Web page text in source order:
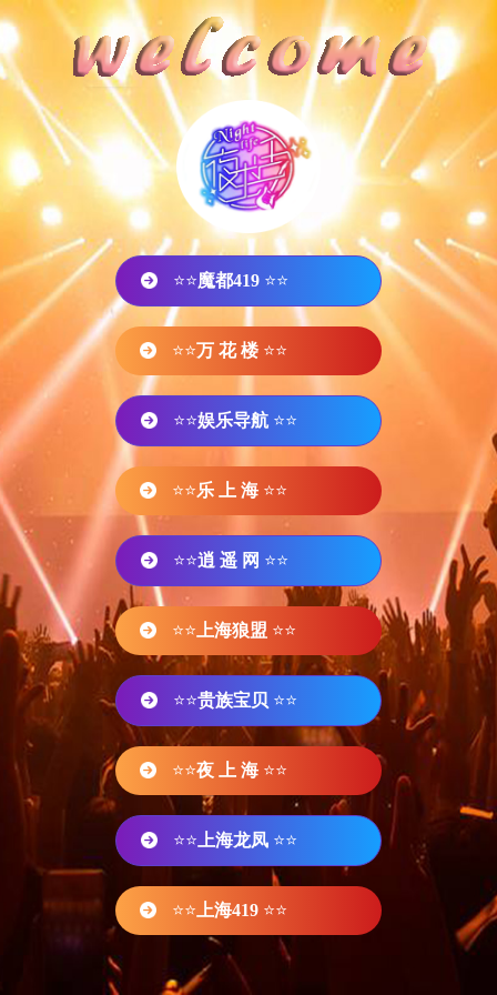
⭐⭐魔都419 ⭐⭐
⭐⭐万 花 楼 ⭐⭐
⭐⭐娱乐导航 ⭐⭐
⭐⭐乐 上 海 ⭐⭐
⭐⭐逍 遥 网 ⭐⭐
⭐⭐ 上海狼盟 ⭐⭐
⭐⭐贵族宝贝 ⭐⭐
⭐⭐夜 上 海 ⭐⭐
⭐⭐ 上海龙凤 ⭐⭐
⭐⭐ 上海419 ⭐⭐